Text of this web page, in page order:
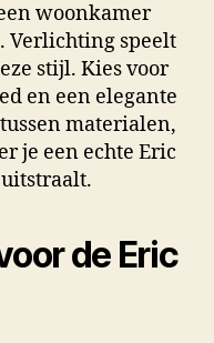
woonkamer
Verlichting speelt
stijl. Kies voor
en een elegante
materialen,
je een echte Eric
de Eric